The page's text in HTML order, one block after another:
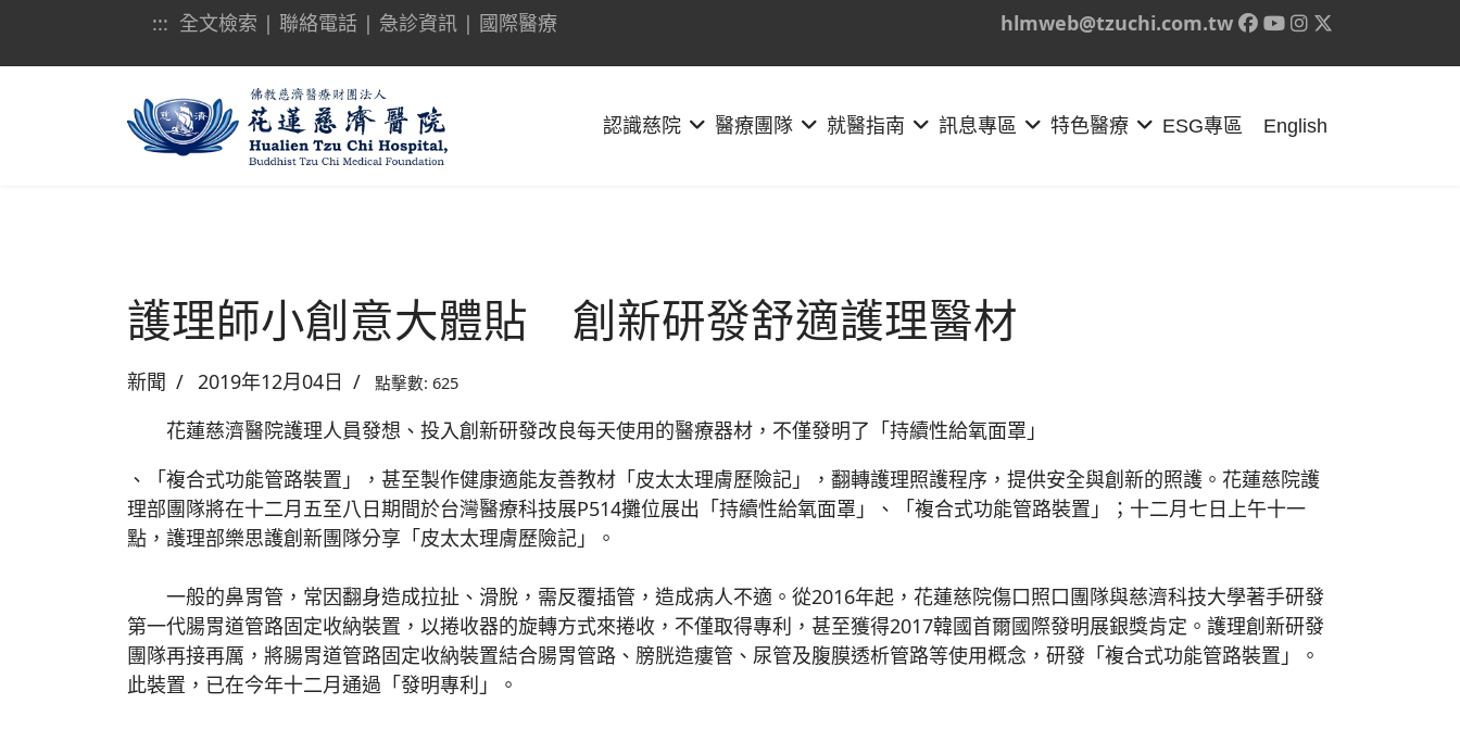
::: 全文檢索 | 聯絡電話| 急診資訊| 國際醫療 hlmweb@tzuchi.com.tw
認識慈院 醫療團隊 就醫指南 訊息專區 特色醫療 ESG專區 English
護理師小創意大體貼 創新研發舒適護理醫材
新聞 2019年12月04日 點擊數: 625
花蓮慈濟醫院護理人員發想、投入創新研發改良每天使用的醫療器材，不僅發明了「持續性給氧面罩」
、「複合式功能管路裝置」，甚至製作健康適能友善教材「皮太太理膚歷險記」，翻轉護理照護程序，提供安全與創新的照護。花蓮慈院護
理部團隊將在十二月五至八日期間於台灣醫療科技展P514攤位展出「持續性給氧面罩」、「複合式功能管路裝置」；十二月七日上午十一
點，護理部樂思護創新團隊分享「皮太太理膚歷險記」。
一般的鼻胃管，常因翻身造成拉扯、滑脫，需反覆插管，造成病人不適。從2016年起，花蓮慈院傷口照口團隊與慈濟科技大學著手研發
第一代腸胃道管路固定收納裝置，以捲收器的旋轉方式來捲收，不僅取得專利，甚至獲得2017韓國首爾國際發明展銀獎肯定。護理創新研發
團隊再接再厲，將腸胃道管路固定收納裝置結合腸胃管路、膀胱造瘻管、尿管及腹膜透析管路等使用概念，研發「複合式功能管路裝置」。
此裝置，已在今年十二月通過「發明專利」。